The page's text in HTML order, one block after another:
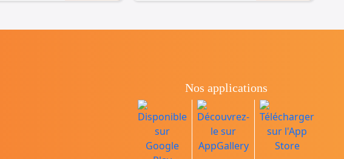
Nos applications